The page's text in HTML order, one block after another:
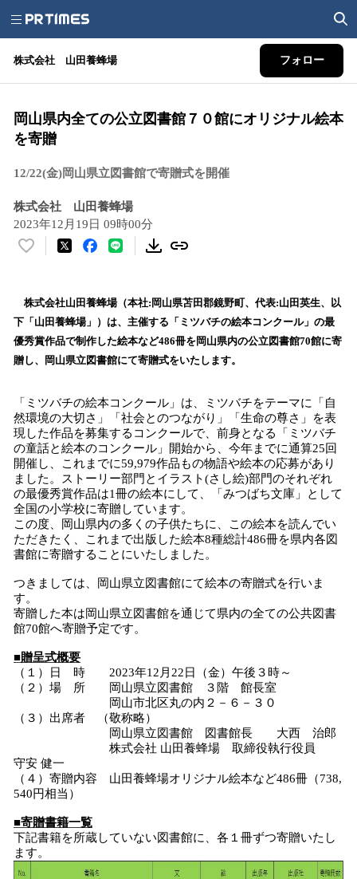
株式会社 山田養蜂場 フォロー
岡山県内全ての公立図書館７０館にオリジナル絵本
を寄贈
12/22(金)岡山県立図書館で寄贈式を開催
株式会社 山田養蜂場
2023年12月19日 09時00分
い
！
数
を
読
み
中
で
す
株式会社山田養蜂場（本社:岡山県苫田郡鏡野町、代表:山田英生、以
下「山田養蜂場」）は、主催する「ミツバチの絵本コンクール」の最
優秀賞作品で制作した絵本など486冊を岡山県内の公立図書館70館に寄
贈し、岡山県立図書館にて寄贈式をいたします。
「ミツバチの絵本コンクール」は、ミツバチをテーマに「自
然環境の大切さ」「社会とのつながり」「生命の尊さ」を表
現した作品を募集するコンクールで、前身となる「ミツバチ
の童話と絵本のコンクール」開始から、今年までに通算25回
開催し、これまでに59,979作品もの物語や絵本の応募があり
ました。ストーリー部門とイラスト(さし絵)部門のそれぞれ
の最優秀賞作品は1冊の絵本にして、「みつばち文庫」として
全国の小学校に寄贈しています。
この度、岡山県内の多くの子供たちに、この絵本を読んでい
ただきたく、これまで出版した絵本8種総計486冊を県内各図
書館に寄贈することにいたしました。
つきましては、岡山県立図書館にて絵本の寄贈式を行いま
す。
寄贈した本は岡山県立図書館を通じて県内の全ての公共図書
館70館へ寄贈予定です。
■贈呈式概要
（１）日 時 2023年12月22日（金）午後３時～
（２）場 所 岡山県立図書館 ３階 館長室
岡山市北区丸の内２－６－３０
（３）出席者 （敬称略）
岡山県立図書館 図書館長 大西 治郎
株式会社 山田養蜂場 取締役執行役員
守安 健一
（４）寄贈内容 山田養蜂場オリジナル絵本など486冊（738,
540円相当）
■寄贈書籍一覧
下記書籍を所蔵していない図書館に、各１冊ずつ寄贈いたし
ます。